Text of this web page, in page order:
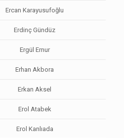
Ercan Karayusufoğlu
Erdinç Gündüz
Ergül Ernur
Erhan Akbora
Erkan Aksel
Erol Atabek
Erol Kanlıada